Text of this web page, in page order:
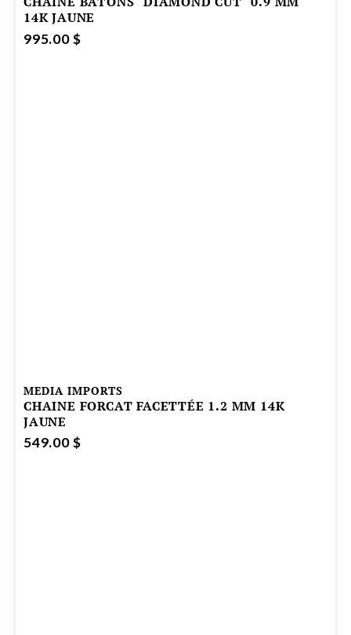
14K JAUNE
995.00 $
MEDIA IMPORTS
CHAINE FORCAT FACETTÉE 1.2 MM 14K
JAUNE
549.00 $